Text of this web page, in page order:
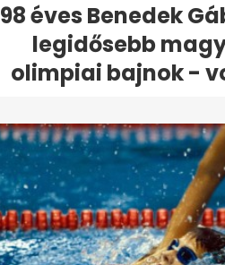
98 éves Benedek
legidősebb
olimpiai bajnok -